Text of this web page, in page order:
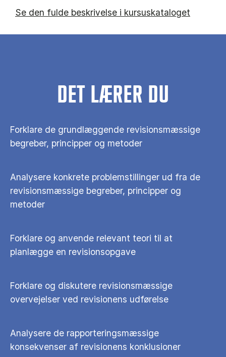
Se den fulde beskrivelse i kursuskataloget
DET LÆRER DU
Forklare de grundlæggende revisionsmæssige
begreber, principper og metoder
Analysere konkrete problemstillinger ud fra de
revisionsmæssige begreber, principper og
metoder
Forklare og anvende relevant teori til at
planlægge en revisionsopgave
Forklare og diskutere revisionsmæssige
overvejelser ved revisionens udførelse
Analysere de rapporteringsmæssige
konsekvenser af revisionens konklusioner